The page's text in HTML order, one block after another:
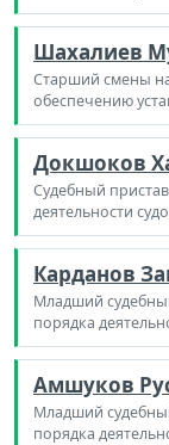
Шахалиев
Старший смены
обеспечению
Докшоков
Судебный
деятельности
Карданов
Младший
порядка
Амшуков
Младший
порядка